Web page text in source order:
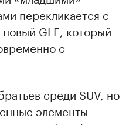
перекликается с
GLE, который
с
среди SUV, но
элементы